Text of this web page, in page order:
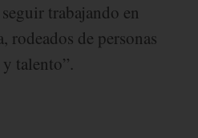
trabajando en
rodeados de personas
talento”.